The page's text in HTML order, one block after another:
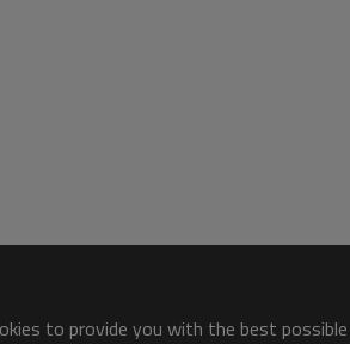
to provide you with the best